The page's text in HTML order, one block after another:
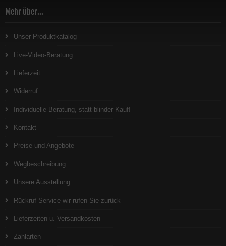
Mehr über...
Unser Produktkatalog
Live-Video-Beratung
Lieferzeit
Widerruf
Individuelle Beratung, statt blinder Kauf!
Kontakt
Preise und Angebote
Wegbeschreibung
Unsere Ausstellung
Rückruf-Service wir rufen Sie zurück
Lieferzeiten u. Versandkosten
Zahlarten